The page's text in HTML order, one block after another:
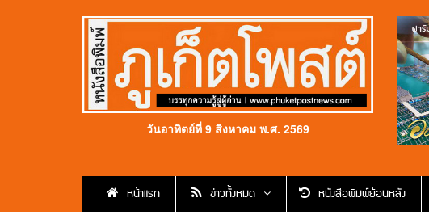
วันอาทิตย์ที่ 9 สิงหาคม พ.ศ. 2569
หน้าแรก ข่าวทั้งหมด หนังสือพิมพ์ย้อนหลัง